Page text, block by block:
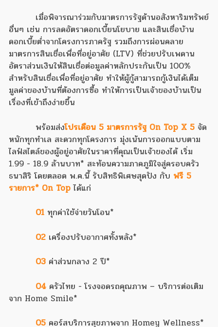
เมื่อพิจารณาร่วมกับมาตรการรัฐด้านอสังหาริมทรัพย์
อื่นๆ เช่น การลดอัตราดอกเบี้ยนโยบาย และสินเชื่อบ้าน
ดอกเบี้ยต่ำจากโครงการภาครัฐ รวมถึงการผ่อนคลาย
มาตรการสินเชื่อเพื่อที่อยู่อาศัย (LTV) ที่ช่วยปรับเพดาน
อัตราส่วนเงินให้สินเชื่อต่อมูลค่าหลักประกันเป็น 100%
สำหรับสินเชื่อเพื่อที่อยู่อาศัย ทำให้ผู้กู้สามารถกู้เงินได้เต็ม
มูลค่าของบ้านที่ต้องการซื้อ ทำให้การเป็นเจ้าของบ้านเป็น
เรื่องที่เข้าถึงง่ายขึ้น
พร้อมส่งโปรเดือน 5 มาตรการรัฐ On Top X 5 จัด
หนักทุกทำเล สะดวกทุกโครงการ มุ่งเน้นการออกแบบตาม
ไลฟ์สไตล์ของผู้อยู่อาศัยในราคาที่คุณเป็นเจ้าของได้ เริ่ม
1.99 - 18.9 ล้านบาท* สะท้อนความภาคภูมิใจสู่ครอบครัว
ธนาสิริ โดยตลอด พ.ค.นี้ รับสิทธิพิเศษสุดปัง กับ ฟรี 5
รายการ* On Topได้แก่
01 ทุกค่าใช้จ่ายวันโอน*
02 เครื่องปรับอากาศทั้งหลัง*
03 ค่าส่วนกลาง 2 ปี*
04 ครัวไทย - โรงจอดรถคุณภาพ – บริการต่อเติม
จาก Home Smile*
05 คอร์สบริการสุขภาพจาก Homey Wellness*